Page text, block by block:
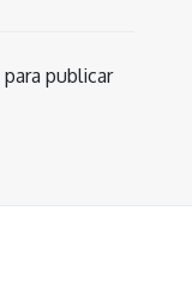
para publicar